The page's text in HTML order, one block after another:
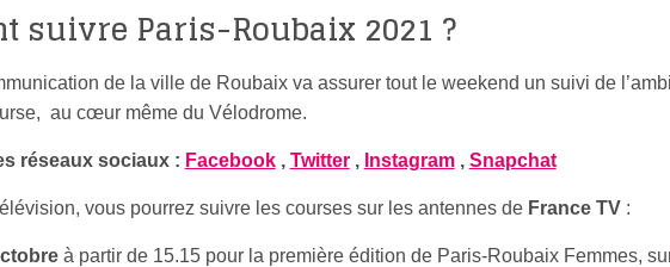
suivre Paris-Roubaix 2021 ?
de la ville de Roubaix va assurer tout le weekend un suivi de
au cœur même du Vélodrome.
réseaux sociaux : Facebook, Twitter, Instagram, Snapchat
vous pourrez suivre les courses sur les antennes de France TV:
à partir de 15.15 pour la première édition de Paris-Roubaix Femmes,